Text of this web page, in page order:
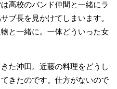
高校のバンド仲間と一緒にラ
ブ長を見かけてしまいます。
と一緒に。一体どういった女
た沖田。近藤の料理をどうし
きたのです。仕方がないので